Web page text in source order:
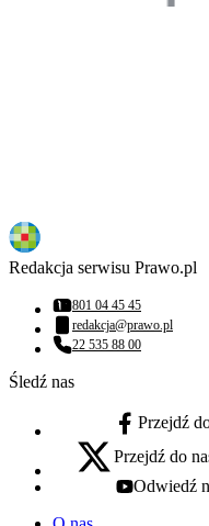
Redakcja serwisu Prawo.pl
Numer telefonu:
801 04 45 45
Adres email:
redakcja@prawo.pl
Numer telefonu:
22 535 88 00
Śledź nas
facebook -
Przejdź
x - otwiera się w nowej
Przejdź do
youtube -
Odwiedź